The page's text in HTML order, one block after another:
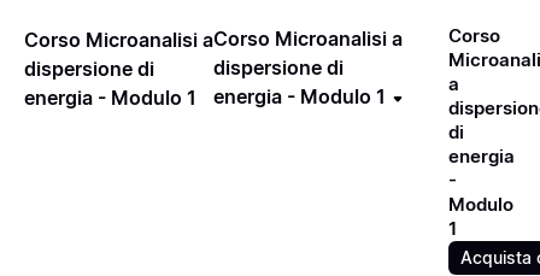
Corso Microanalisi a
dispersione di
energia - Modulo 1
Corso Microanalisi a
dispersione di
energia - Modulo 1
Corso
a
di
energia
-
Modulo
1
Acquista